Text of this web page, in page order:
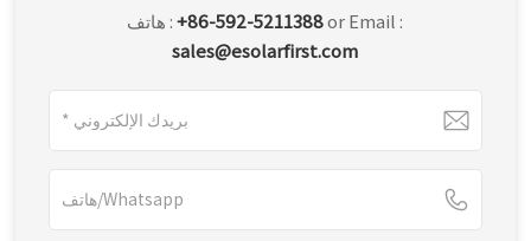
هاتف :+86-592-5211388or Email :
sales@esolarfirst.com